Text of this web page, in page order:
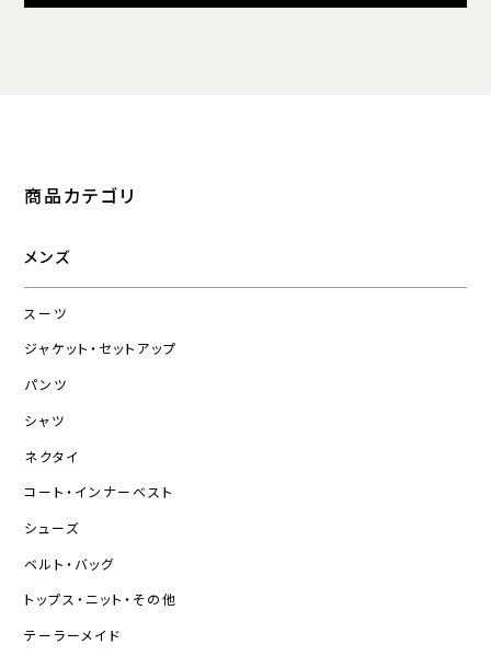
商品カテゴリ
メンズ
スーツ
ジャケット・セットアップ
パンツ
シャツ
ネクタイ
コート・インナーベスト
シューズ
ベルト・バッグ
トップス・ニット・その他
テーラーメイド